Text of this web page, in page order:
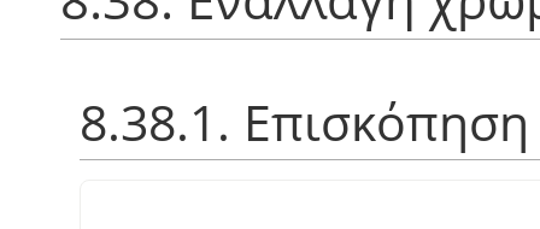
8.38.1. Επισκόπηση